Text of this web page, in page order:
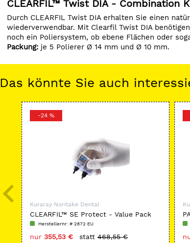
CLEARFIL™ Twist DIA - Combination
Durch CLEARFIL Twist DIA erhalten Sie einen
wiederverwendbar. Mit Clearfil Twist DIA
noch ein Poliersystem, ob ebene Flächen oder
Packung: je 5 Polierer Ø 14 mm und Ø 10 mm.
Das könnte Sie auch
-24 %
Kuraray Noritake Dental
CLEARFIL™ SE Protect - Value Pack
Herstellernr: # 2872 EU
nur 355,53 € statt 468,55 €